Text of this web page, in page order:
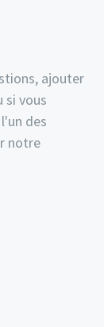
ajouter
si vous
des
notre